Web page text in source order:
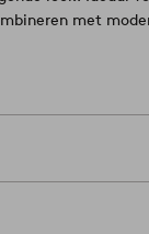
met
op hoge
Krimpt maximaal